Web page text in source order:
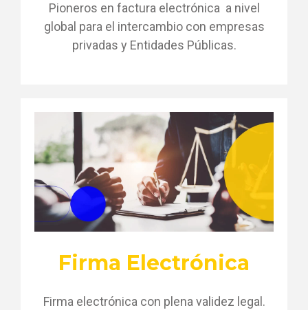
Pioneros en factura electrónica a nivel
global para el intercambio con empresas
privadas y Entidades Públicas.
Firma Electrónica
Firma electrónica con plena validez legal.